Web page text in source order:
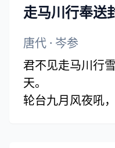
走马川行奉送
唐代 · 岑参
君不见走马川行
天。
轮台九月风夜吼